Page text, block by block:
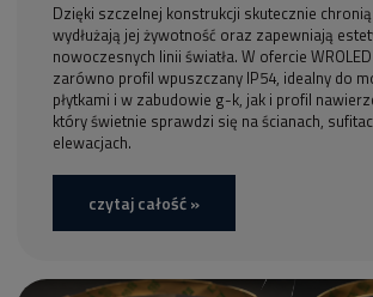
Dzięki szczelnej konstrukcji skutecznie chronią
wydłużają jej żywotność oraz zapewniają
nowoczesnych linii światła. W ofercie
zarówno profil wpuszczany IP54, idealny do
płytkami i w zabudowie g-k, jak i profil
który świetnie sprawdzi się na ścianach,
elewacjach.
czytaj całość »